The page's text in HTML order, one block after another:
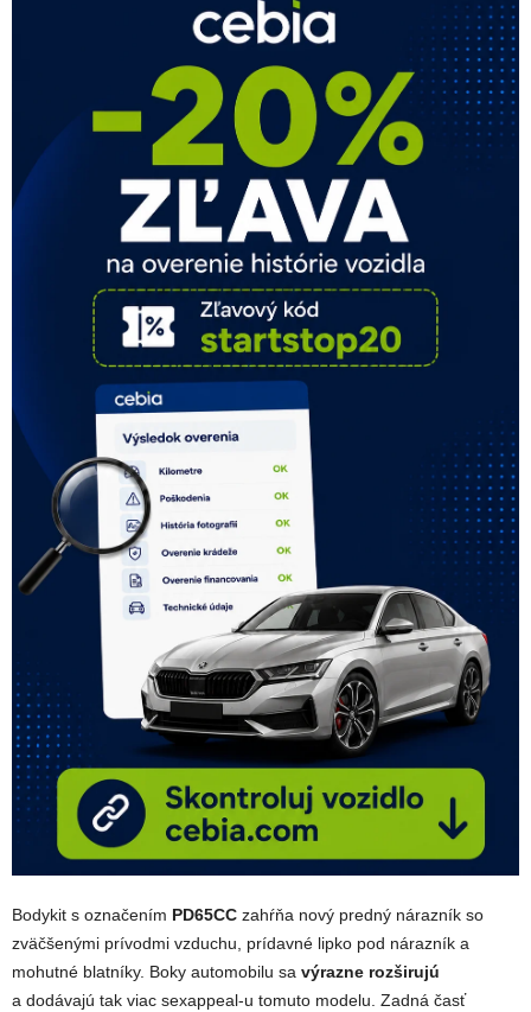
Bodykit s označením PD65CC zahŕňa nový predný nárazník so
zväčšenými prívodmi vzduchu, prídavné lipko pod nárazník a
mohutné blatníky. Boky automobilu sa výrazne rozširujú
a dodávajú tak viac sexappeal-u tomuto modelu. Zadná časť